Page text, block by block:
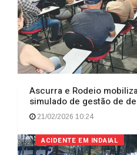
Ascurra e Rodeio
simulado de gestão de
21/02/2026 10:24
ACIDENTE EM INDAIAL